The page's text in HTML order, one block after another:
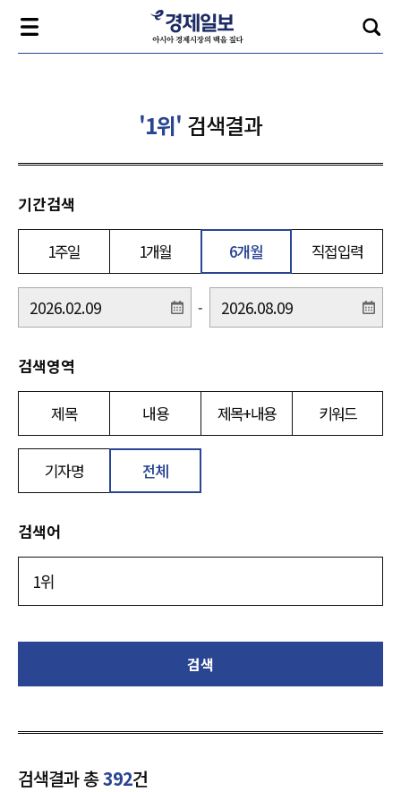
'1위' 검색결과
기간검색
1주일 1개월 6개월 직접입력
-
검색영역
제목 내용 제목+내용 키워드
기자명 전체
검색어
검색
검색결과 총392건